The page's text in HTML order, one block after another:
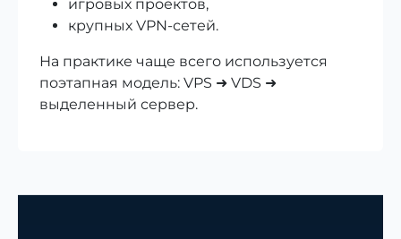
игровых проектов,
крупных VPN-сетей.
На практике чаще всего используется
поэтапная модель: VPS ➜ VDS ➜
выделенный сервер.